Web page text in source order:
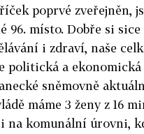
poprvé zveřejněn,
96. místo. Dobře si sice
i zdraví, naše
politická a
sněmovně
máme 3 ženy z 16
na komunální úrovni,